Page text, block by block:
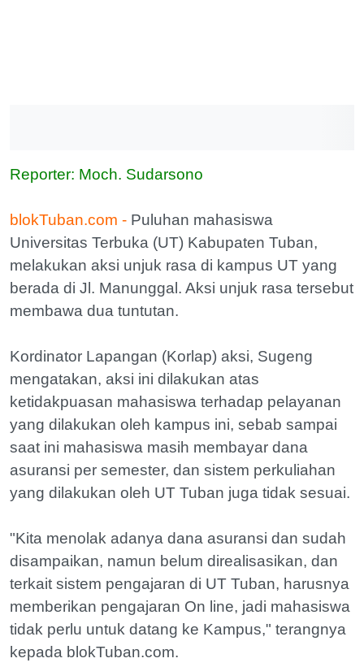
Reporter: Moch. Sudarsono
blokTuban.com - Puluhan mahasiswa
Universitas Terbuka (UT) Kabupaten Tuban,
melakukan aksi unjuk rasa di kampus UT yang
berada di Jl. Manunggal. Aksi unjuk rasa tersebut
membawa dua tuntutan.
Kordinator Lapangan (Korlap) aksi, Sugeng
mengatakan, aksi ini dilakukan atas
ketidakpuasan mahasiswa terhadap pelayanan
yang dilakukan oleh kampus ini, sebab sampai
saat ini mahasiswa masih membayar dana
asuransi per semester, dan sistem perkuliahan
yang dilakukan oleh UT Tuban juga tidak sesuai.
"Kita menolak adanya dana asuransi dan sudah
disampaikan, namun belum direalisasikan, dan
terkait sistem pengajaran di UT Tuban, harusnya
memberikan pengajaran On line, jadi mahasiswa
tidak perlu untuk datang ke Kampus," terangnya
kepada blokTuban.com.